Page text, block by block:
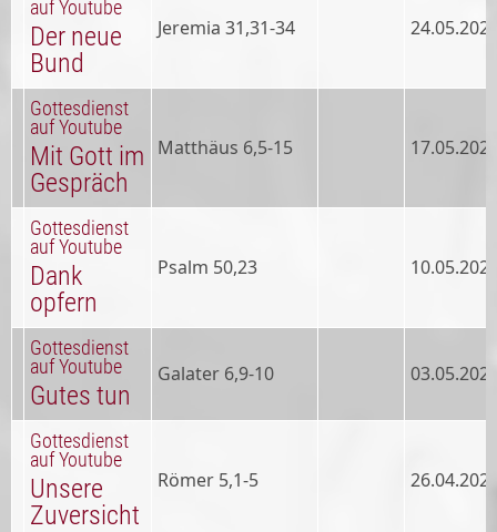
auf Youtube
Der neue
Bund
Jeremia 31,31-34
Gottesdienst
auf Youtube
Mit Gott im
Gespräch
Matthäus 6,5-15
Gottesdienst
auf Youtube
Dank
opfern
Psalm 50,23
Gottesdienst
auf Youtube
Gutes tun
Galater 6,9-10
Gottesdienst
auf Youtube
Unsere
Zuversicht
Römer 5,1-5